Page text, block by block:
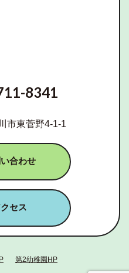
8341
市東菅野4-1-1
合わせ
セス
第2幼稚園HP